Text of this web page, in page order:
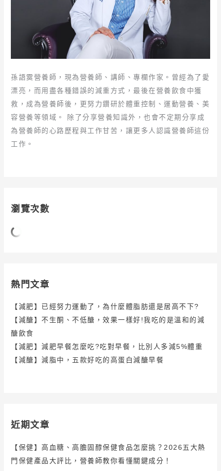
孫語霙營養師，現為營養師、講師、專欄作家。曾經為了愛
漂亮，而用盡各種錯誤的減重方式，最後在營養飲食中獲
救，成為營養師後，更努力鑽研於體重控制、運動營養、美
容營養等領域。 除了分享營養知識外，也會不定期分享成
為營養師的心路歷程與工作甘苦，讓更多人認識營養師這份
工作。
瀏覽次數
熱門文章
【減肥】已經努力運動了，為什麼體脂肪還是居高不下?
【減醣】不生酮、不低醣，效果一樣好!我吃的是溫和的減
醣飲食
【減肥】減肥早餐怎麼吃?吃對早餐，比別人多減5%體重
【減醣】減脂中，五款好吃的高蛋白減醣早餐
近期文章
【保健】高血糖、高膽固醇保健食品怎麼挑？2026五大熱
門保健產品大評比，營養師教你看懂關鍵成分！